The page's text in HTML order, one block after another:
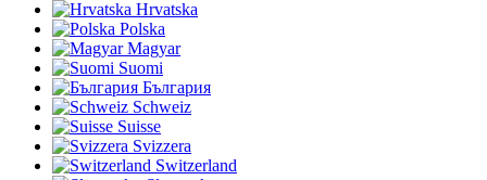
Hrvatska
Polska
Magyar
Suomi
България
Schweiz
Suisse
Svizzera
Switzerland